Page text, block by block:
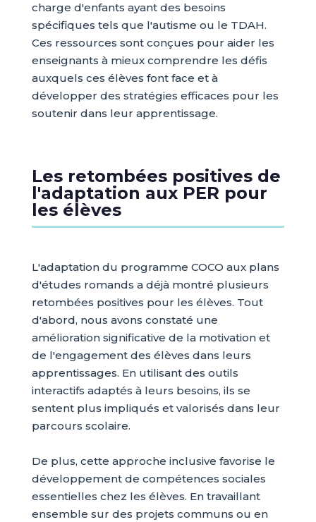
charge d'enfants ayant des besoins
spécifiques tels que l'autisme ou le TDAH.
Ces ressources sont conçues pour aider les
enseignants à mieux comprendre les défis
auxquels ces élèves font face et à
développer des stratégies efficaces pour les
soutenir dans leur apprentissage.
Les retombées positives de
l'adaptation aux PER pour
les élèves
L'adaptation du programme COCO aux plans
d'études romands a déjà montré plusieurs
retombées positives pour les élèves. Tout
d'abord, nous avons constaté une
amélioration significative de la motivation et
de l'engagement des élèves dans leurs
apprentissages. En utilisant des outils
interactifs adaptés à leurs besoins, ils se
sentent plus impliqués et valorisés dans leur
parcours scolaire.
De plus, cette approche inclusive favorise le
développement de compétences sociales
essentielles chez les élèves. En travaillant
ensemble sur des projets communs ou en